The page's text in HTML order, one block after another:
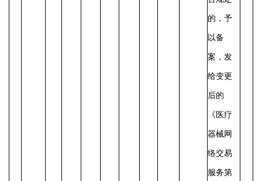
的，予
以备
案，发
给变更
后的
《医疗
器械网
络交易
服务第